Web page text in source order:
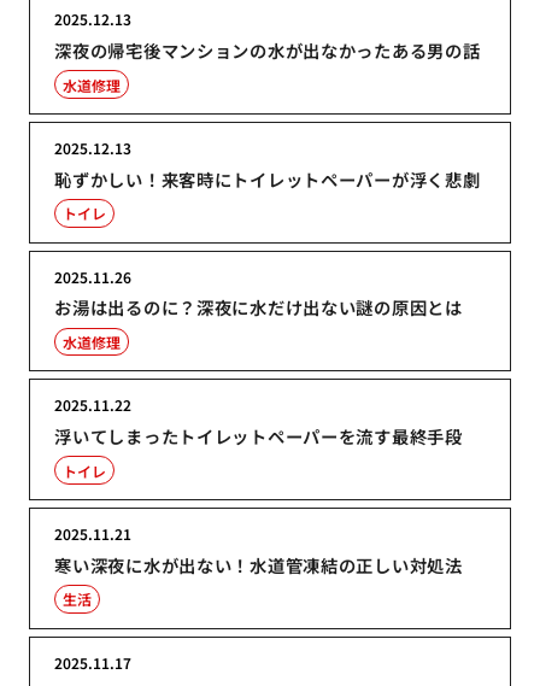
深夜の帰宅後マンションの水が出なかったある男の話
2025.12.13
水道修理
恥ずかしい！来客時にトイレットペーパーが浮く悲劇
2025.12.13
トイレ
お湯は出るのに？深夜に水だけ出ない謎の原因とは
2025.11.26
水道修理
浮いてしまったトイレットペーパーを流す最終手段
2025.11.22
トイレ
寒い深夜に水が出ない！水道管凍結の正しい対処法
2025.11.21
生活
2025.11.17